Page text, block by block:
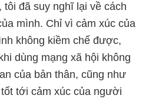
đã suy nghĩ lại về cách
mình. Chỉ vì cảm xúc của
không kiềm chế được,
dùng mạng xã hội không
của bản thân, cũng như
tới cảm xúc của người